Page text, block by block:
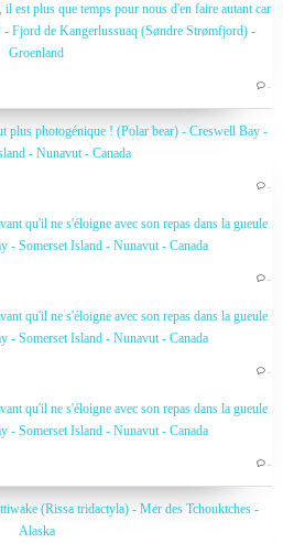
est plus que temps pour nous d'en faire autant car
- Fjord de Kangerlussuaq (Søndre Strømfjord) -
Groenland
…
plus photogénique ! (Polar bear) - Creswell Bay -
- Nunavut - Canada
…
qu'il ne s'éloigne avec son repas dans la gueule
- Somerset Island - Nunavut - Canada
…
qu'il ne s'éloigne avec son repas dans la gueule
- Somerset Island - Nunavut - Canada
…
qu'il ne s'éloigne avec son repas dans la gueule
- Somerset Island - Nunavut - Canada
…
(Rissa tridactyla) - Mer des Tchouktches -
Alaska